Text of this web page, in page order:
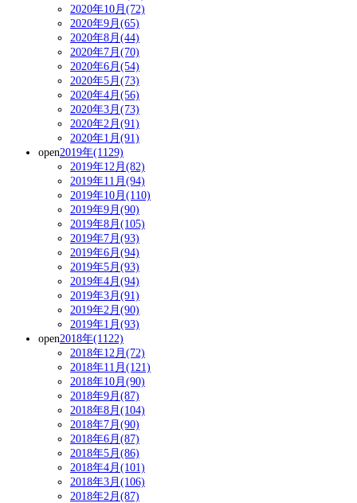
2020年10月(72)
2020年9月(65)
2020年8月(44)
2020年7月(70)
2020年6月(54)
2020年5月(73)
2020年4月(56)
2020年3月(73)
2020年2月(91)
2020年1月(91)
open2019年(1129)
2019年12月(82)
2019年11月(94)
2019年10月(110)
2019年9月(90)
2019年8月(105)
2019年7月(93)
2019年6月(94)
2019年5月(93)
2019年4月(94)
2019年3月(91)
2019年2月(90)
2019年1月(93)
open2018年(1122)
2018年12月(72)
2018年11月(121)
2018年10月(90)
2018年9月(87)
2018年8月(104)
2018年7月(90)
2018年6月(87)
2018年5月(86)
2018年4月(101)
2018年3月(106)
2018年2月(87)